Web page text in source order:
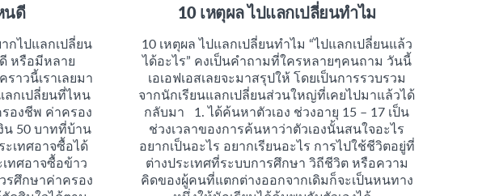
นดี
กไปแลกเปลี่ยน
หรือมีหลาย
าวนี้เราเลยมา
ลกเปลี่ยนที่ไหน
องชีพ ค่าครอง
น 50 บาทที่บ้าน
ะเทศอาจซื้อได้
ทศอาจซื้อข้าว
รศึกษาค่าครอง
10 เหตุผล ไปแลกเปลี่ยนทำไม
10 เหตุผล ไปแลกเปลี่ยนทำไม “ไปแลกเปลี่ยนแล้ว
ได้อะไร” คงเป็นคำถามที่ใครหลายๆคนถาม วันนี้
เอเอฟเอสเลยจะมาสรุปให้ โดยเป็นการรวบรวม
จากนักเรียนแลกเปลี่ยนส่วนใหญ่ที่เคยไปมาแล้วได้
กลับมา 1. ได้ค้นหาตัวเอง ช่วงอายุ 15 – 17 เป็น
ช่วงเวลาของการค้นหาว่าตัวเองนั้นสนใจอะไร
อยากเป็นอะไร อยากเรียนอะไร การไปใช้ชีวิตอยู่ที่
ต่างประเทศที่ระบบการศึกษา วิถีชีวิต หรือความ
คิดของผู้คนที่แตกต่างออกจากเดิมก็จะเป็นหนทาง